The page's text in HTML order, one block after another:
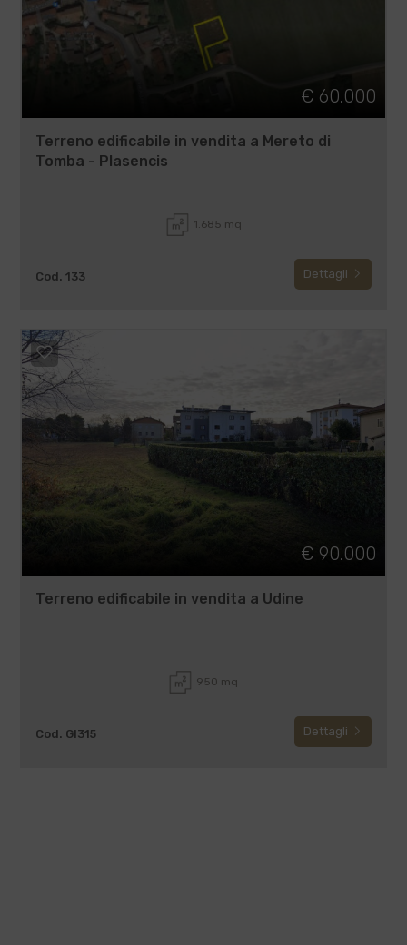
€ 60.000
Terreno edificabile in vendita a Mereto di
Tomba - Plasencis
1.685 mq
Cod. 133 Dettagli
€ 90.000
Terreno edificabile in vendita a Udine
950 mq
Cod. GI315 Dettagli